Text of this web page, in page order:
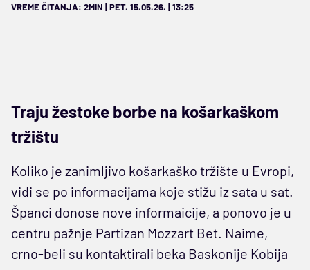
VREME ČITANJA: 2MIN | PET. 15.05.26. | 13:25
Traju žestoke borbe na košarkaškom
tržištu
Koliko je zanimljivo košarkaško tržište u Evropi,
vidi se po informacijama koje stižu iz sata u sat.
Španci donose nove informaicije, a ponovo je u
centru pažnje Partizan Mozzart Bet. Naime,
crno-beli su kontaktirali beka Baskonije Kobija